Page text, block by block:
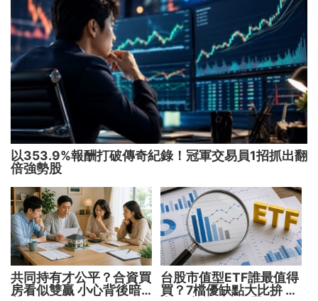
以353.9%報酬打破傳奇紀錄！冠軍交易員1招抓出翻
倍強勢股
共同持有才公平？合資買
房看似雙贏 小心背後暗
台股市值型ETF誰最值得
買？7檔優缺點大比拚 找